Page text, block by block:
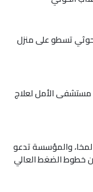
تسطو على منزل
مستشفى الأمل لعلاج
والمؤسسة تدعو
خطوط الضغط العالي